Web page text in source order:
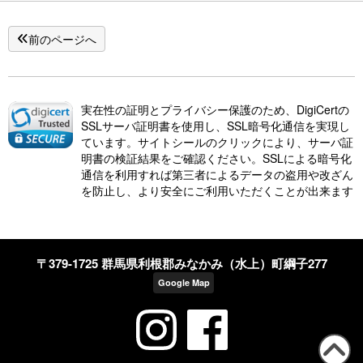
前のページへ
実在性の証明とプライバシー保護のため、DigiCertの
SSLサーバ証明書を使用し、SSL暗号化通信を実現し
ています。サイトシールのクリックにより、サーバ証
明書の検証結果をご確認ください。SSLによる暗号化
通信を利用すれば第三者によるデータの盗用や改ざん
を防止し、より安全にご利用いただくことが出来ます
〒379-1725 群馬県利根郡みなかみ（水上）町綱子277
Google Map